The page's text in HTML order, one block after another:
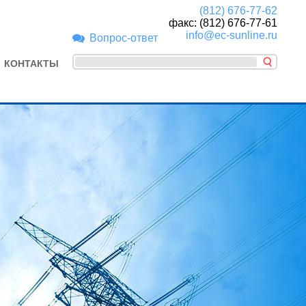
Вопрос-ответ
(812) 676-77-62
факс: (812) 676-77-61
info@ec-sunline.ru
КОНТАКТЫ